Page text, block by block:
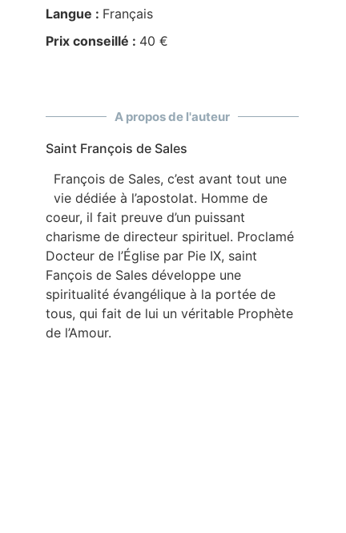
Langue : Français
Prix conseillé : 40 €
A propos de l'auteur
Saint François de Sales
François de Sales, c’est avant tout une
vie dédiée à l’apostolat. Homme de
coeur, il fait preuve d’un puissant
charisme de directeur spirituel. Proclamé
Docteur de l’Église par Pie IX, saint
Fançois de Sales développe une
spiritualité évangélique à la portée de
tous, qui fait de lui un véritable Prophète
de l’Amour.